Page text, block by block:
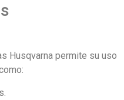
Husqvarna permite su uso